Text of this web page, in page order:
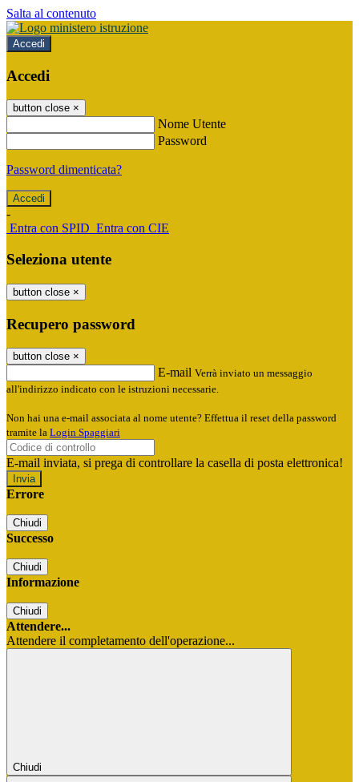
Salta al contenuto
Accedi
Accedi
button close ×
Nome Utente
Password
Password dimenticata?
-
Entra con SPID Entra con CIE
Seleziona utente
button close ×
Recupero password
button close ×
E-mail Verrà inviato un messaggio
all'indirizzo indicato con le istruzioni necessarie.
Non hai una e-mail associata al nome utente? Effettua il reset della password
tramite la Login Spaggiari
E-mail inviata, si prega di controllare la casella di posta elettronica!
Errore
Chiudi
Successo
Chiudi
Informazione
Chiudi
Attendere...
Attendere il completamento dell'operazione...
Chiudi